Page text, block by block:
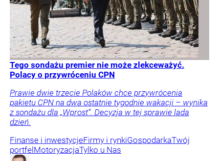
Tego sondażu premier nie może zlekceważyć.
Polacy o przywróceniu CPN
Prawie dwie trzecie Polaków chce przywrócenia
pakietu CPN na dwa ostatnie tygodnie wakacji – wynika
z sondażu dla „Wprost”. Decyzja w tej sprawie lada
dzień.
Finanse i inwestycjeFirmy i rynkiGospodarkaTwój
portfel MotoryzacjaTylko u Nas